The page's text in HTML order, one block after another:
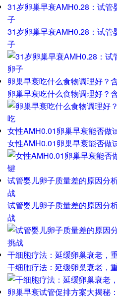
31岁卵巢早衰AMH0.28：试管
子
31岁卵巢早衰AMH0.28：试管
子
卵巢早衰吃什么食物调理好？
卵巢早衰吃什么食物调理好？
女性AMH0.01卵巢早衰能否做
女性AMH0.01卵巢早衰能否做
试管婴儿卵子质量差的原因分
战
试管婴儿卵子质量差的原因分
战
干细胞疗法：延缓卵巢衰老，
干细胞疗法：延缓卵巢衰老，
卵巢早衰试管促排方案大揭秘